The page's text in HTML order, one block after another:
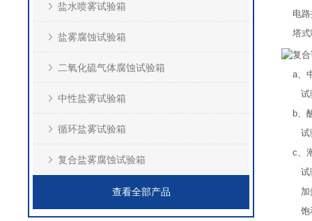
盐水喷雾试验箱
盐雾腐蚀试验箱
二氧化硫气体腐蚀试验箱
中性盐雾试验箱
循环盐雾试验箱
复合盐雾腐蚀试验箱
查看全部产品
电
塔
复
a、
试
b、
试
c、
试
加
饱